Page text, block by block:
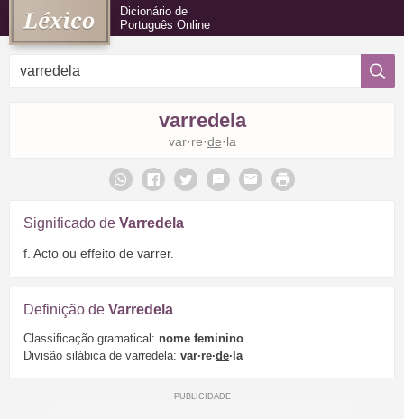
Dicionário de
Português Online
varredela
var·re·de·la
Significado de Varredela
f. Acto ou effeito de varrer.
Definição de Varredela
Classificação gramatical: nome feminino
Divisão silábica de varredela: var·re·de·la